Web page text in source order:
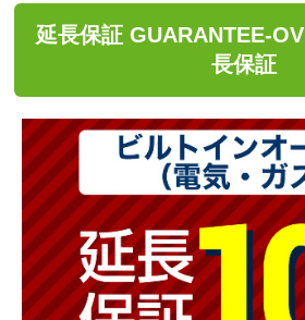
延長保証 GUARANTEE-
長保証